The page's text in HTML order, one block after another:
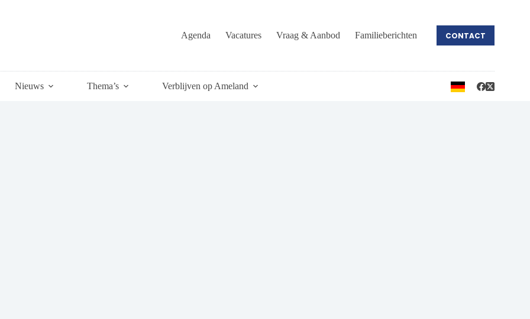
Agenda Vacatures Vraag & Aanbod Familieberichten CONTACT
Nieuws Thema’s Verblijven op Ameland